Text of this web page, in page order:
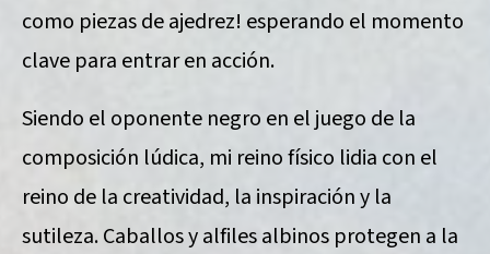
como piezas de ajedrez! esperando el momento
clave para entrar en acción.
Siendo el oponente negro en el juego de la
composición lúdica, mi reino físico lidia con el
reino de la creatividad, la inspiración y la
sutileza. Caballos y alfiles albinos protegen a la